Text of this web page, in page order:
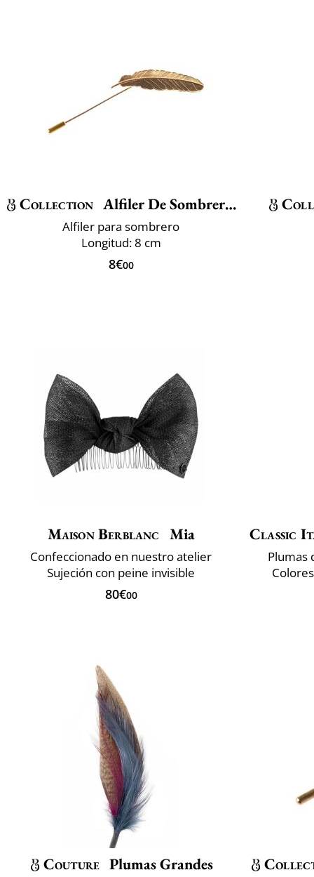
Collection Alfiler De Sombrero Pluma
Alfiler para sombrero
Longitud: 8 cm
8€00
Maison Berblanc Mia
Confeccionado en nuestro atelier
Sujeción con peine invisible
80€00
Classic
Plumas
Couture Plumas Grandes